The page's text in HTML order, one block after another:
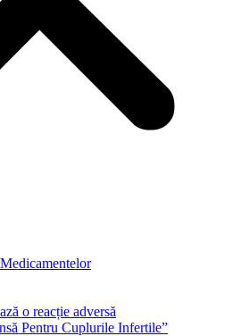
o reacție adversă
Pentru Cuplurile Infertile”